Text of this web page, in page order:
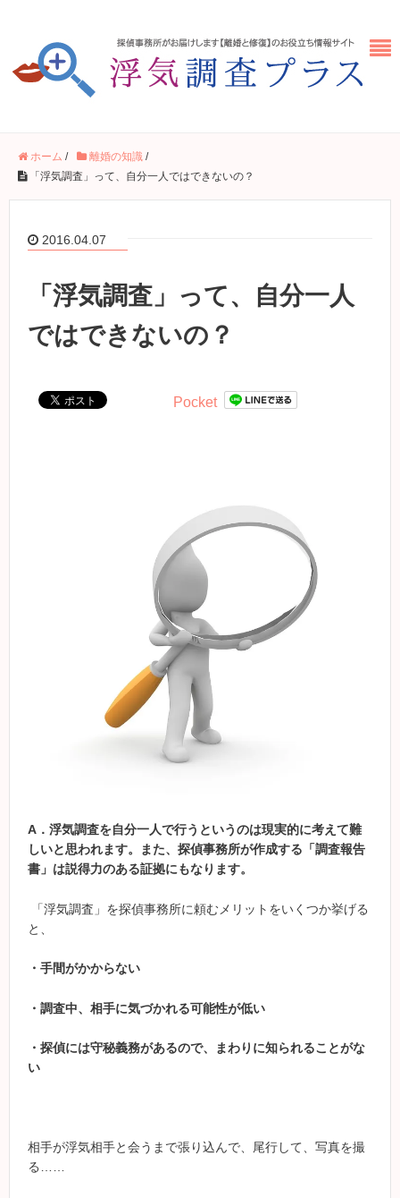
ホーム / 離婚の知識 /
「浮気調査」って、自分一人ではできないの？
2016.04.07
「浮気調査」って、自分一人
ではできないの？
Pocket
A ． 浮気調査を自分一人で行うというのは現実的に考えて難
しいと思われます。また、探偵事務所が作成する「調査報告
書」は説得力のある証拠にもなります。
「浮気調査」を探偵事務所に頼むメリットをいくつか挙げる
と、
・手間がかからない
・調査中、相手に気づかれる可能性が低い
・探偵には守秘義務があるので、まわりに知られることがな
い
相手が浮気相手と会うまで張り込んで、尾行して、写真を撮
る……